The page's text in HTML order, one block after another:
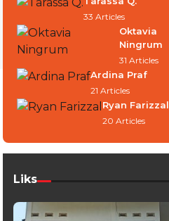
33 Articles
Oktavia
Ningrum
31 Articles
Ardina Praf
21 Articles
Ryan Farizzal
20 Articles
Liks